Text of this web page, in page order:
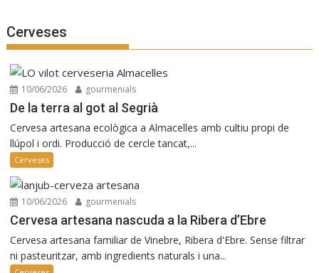
Cerveses
10/06/2026 gourmenials
De la terra al got al Segrià
Cervesa artesana ecològica a Almacelles amb cultiu propi de
llúpol i ordi. Producció de cercle tancat,...
Cerveses
10/06/2026 gourmenials
Cervesa artesana nascuda a la Ribera d’Ebre
Cervesa artesana familiar de Vinebre, Ribera d'Ebre. Sense filtrar
ni pasteuritzar, amb ingredients naturals i una...